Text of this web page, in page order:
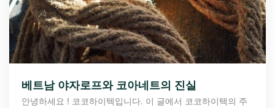
베트남 야자로프와 코아네트의 진실
안녕하세요 ! 코코하이텍입니다. 이 글에서 코코하이텍의 주